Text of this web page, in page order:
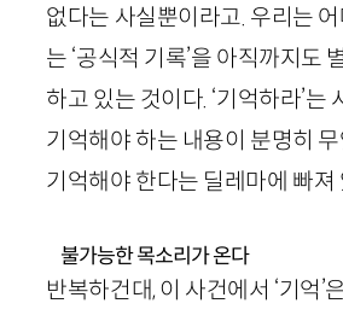
없다는 사실뿐이라고. 우리는
는 ‘공식적 기록’을 아직까지도
하고 있는 것이다. ‘기억하라’는
기억해야 하는 내용이 분명히
기억해야 한다는 딜레마에 빠져
불가능한 목소리가 온다
반복하건대, 이 사건에서 ‘기억’